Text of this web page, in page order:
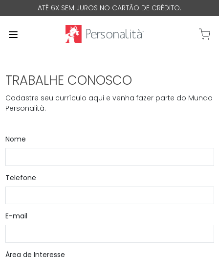
ATÉ 6X SEM JUROS NO CARTÃO DE CRÉDITO.
0
TRABALHE CONOSCO
Cadastre seu currículo aqui e venha fazer parte do Mundo
Personalità.
Nome
Telefone
E-mail
Área de Interesse